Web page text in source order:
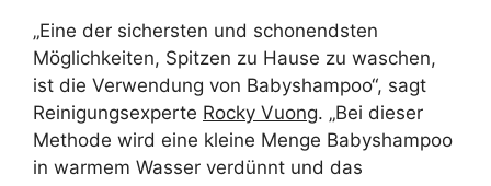
„Eine der sichersten und schonendsten
Möglichkeiten, Spitzen zu Hause zu waschen,
ist die Verwendung von Babyshampoo“, sagt
Reinigungsexperte Rocky Vuong. „Bei dieser
Methode wird eine kleine Menge Babyshampoo
in warmem Wasser verdünnt und das